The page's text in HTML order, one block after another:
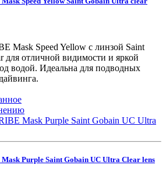
Mask Speed Yellow с линзой Saint
для отличной видимости и яркой
водой. Идеальна для подводных
Purple Saint Gobain UC Ultra Clear lens